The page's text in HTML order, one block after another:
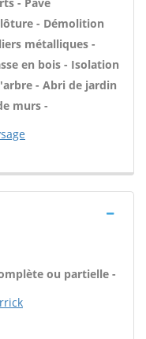
- Démolition
métalliques -
en bois - Isolation
- Abri de jardin
murs -
ou partielle -